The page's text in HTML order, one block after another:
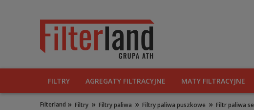
FILTRY AGREGATY FILTRACYJNE MATY FILTRACYJNE
Filterland » Filtry » Filtry paliwa » Filtry paliwa puszkowe » Filtr paliwa